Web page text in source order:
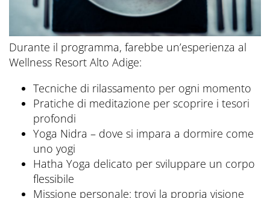
Durante il programma, farebbe un’esperienza al
Wellness Resort Alto Adige:
Tecniche di rilassamento per ogni momento
Pratiche di meditazione per scoprire i tesori
profondi
Yoga Nidra – dove si impara a dormire come
uno yogi
Hatha Yoga delicato per sviluppare un corpo
flessibile
Missione personale: trovi la propria visione